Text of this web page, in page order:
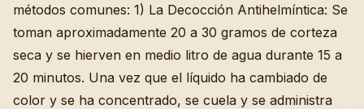
métodos comunes: 1) La Decocción Antihelmíntica: Se
toman aproximadamente 20 a 30 gramos de corteza
seca y se hierven en medio litro de agua durante 15 a
20 minutos. Una vez que el líquido ha cambiado de
color y se ha concentrado, se cuela y se administra